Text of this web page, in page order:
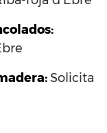
Solicita